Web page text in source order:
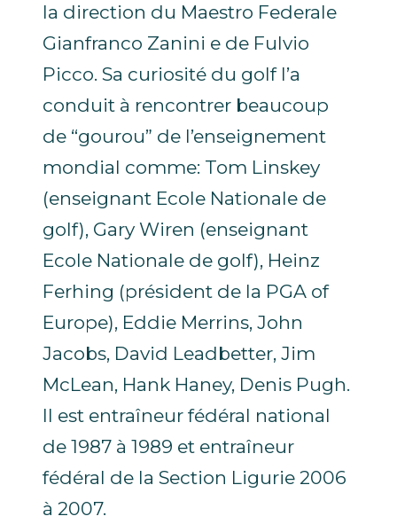
la direction du Maestro Federale
Gianfranco Zanini e de Fulvio
Picco. Sa curiosité du golf l’a
conduit à rencontrer beaucoup
de “gourou” de l’enseignement
mondial comme: Tom Linskey
(enseignant Ecole Nationale de
golf), Gary Wiren (enseignant
Ecole Nationale de golf), Heinz
Ferhing (président de la PGA of
Europe), Eddie Merrins, John
Jacobs, David Leadbetter, Jim
McLean, Hank Haney, Denis Pugh.
Il est entraîneur fédéral national
de 1987 à 1989 et entraîneur
fédéral de la Section Ligurie 2006
à 2007.